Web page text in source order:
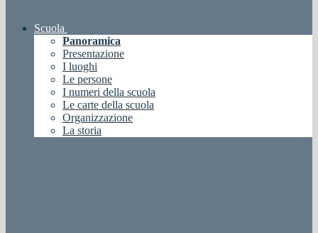
Scuola
Panoramica
Presentazione
I luoghi
Le persone
I numeri della scuola
Le carte della scuola
Organizzazione
La storia